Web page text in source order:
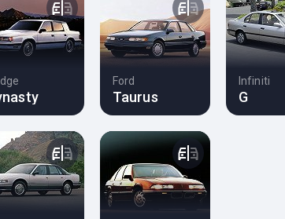
Ford
Taurus
Infiniti
G